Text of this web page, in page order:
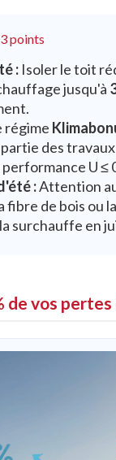
points
: Isoler le toit
jusqu'à
régime
des travaux
U ≤
:Attention
fibre de bois ou
surchauffe en
de vos